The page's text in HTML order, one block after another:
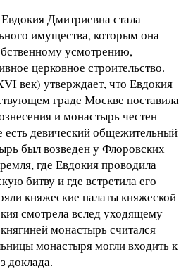
Дмитриевна стала
имущества, которым она
усмотрению,
церковное строительство.
век) утверждает, что Евдокия
граде Москве поставила
и монастырь честен
есть девический общежительный
был возведен у Флоровских
где Евдокия проводила
битву и где встретила его
княжеские палаты княжеской
смотрела вслед уходящему
монастырь считался
монастыря могли входить к
доклада.